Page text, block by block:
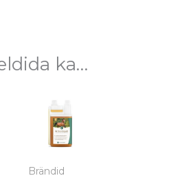
ka…
Brändid